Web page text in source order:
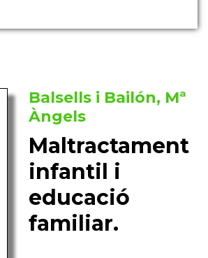
Balsells i Bailón, Mª
Àngels
Maltractament
infantil i
educació
familiar.